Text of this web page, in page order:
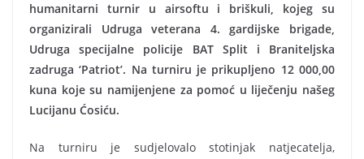
humanitarni turnir u airsoftu i briškuli, kojeg su
organizirali Udruga veterana 4. gardijske brigade,
Udruga specijalne policije BAT Split i Braniteljska
zadruga ‘Patriot’. Na turniru je prikupljeno 12 000,00
kuna koje su namijenjene za pomoć u liječenju našeg
Lucijanu Ćosiću.
Na turniru je sudjelovalo stotinjak natjecatelja,